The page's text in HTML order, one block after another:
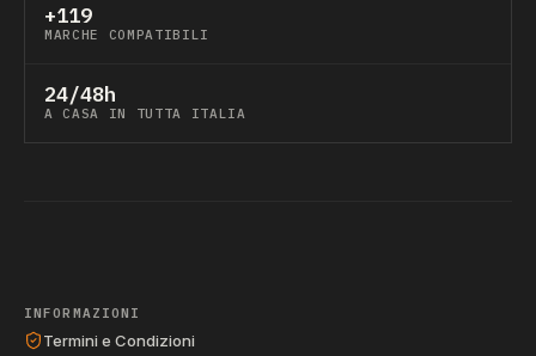
+119
MARCHE COMPATIBILI
24/48h
A CASA IN TUTTA ITALIA
INFORMAZIONI
Termini e Condizioni